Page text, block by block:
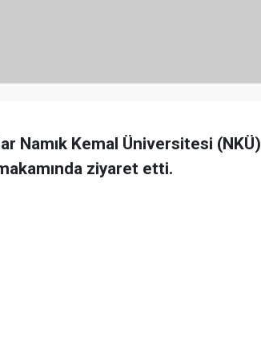
Namık Kemal Üniversitesi (NKÜ)
ziyaret etti.